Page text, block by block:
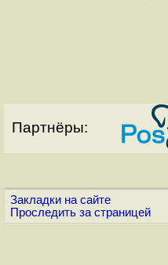
Партнёры:
Закладки на сайте
Проследить за страницей